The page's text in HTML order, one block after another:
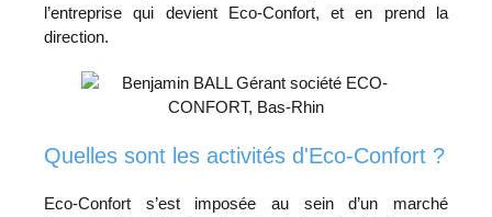
l’entreprise qui devient Eco-Confort, et en prend la
direction.
Quelles sont les activités d'Eco-Confort ?
Eco-Confort s’est imposée au sein d’un marché